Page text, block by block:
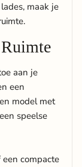
maak je
aan je
een
model met
speelse
compacte